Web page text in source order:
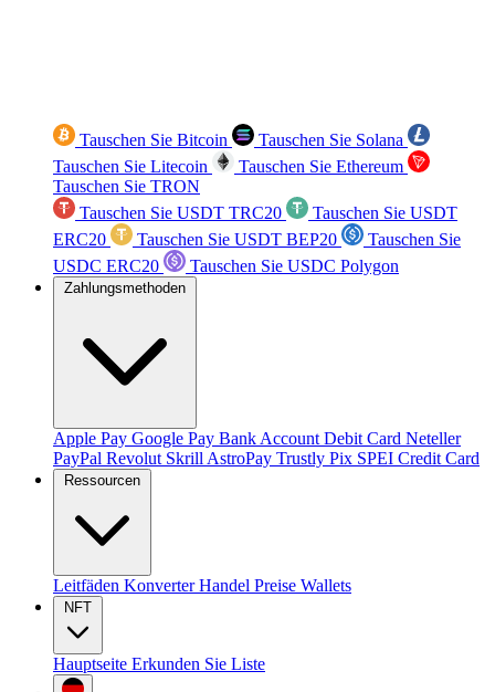
Tauschen Sie Bitcoin
Tauschen Sie Solana
Tauschen Sie Litecoin
Tauschen Sie Ethereum
Tauschen Sie TRON
Tauschen Sie USDT TRC20
Tauschen Sie USDT
ERC20
Tauschen Sie USDT BEP20
Tauschen Sie
USDC ERC20
Tauschen Sie USDC Polygon
Zahlungsmethoden
Apple Pay Google Pay Bank Account Debit Card Neteller
PayPal Revolut Skrill AstroPay Trustly Pix SPEI Credit Card
Ressourcen
Leitfäden KonverterHandel Preise Wallets
NFT
Hauptseite Erkunden Sie Liste